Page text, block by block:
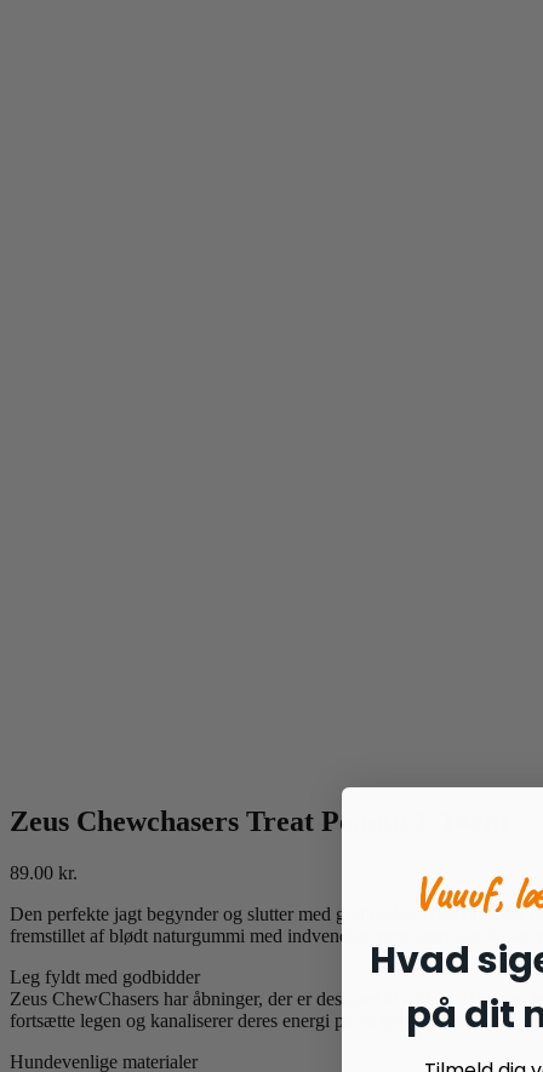
Zeus Chewchasers Treat Peanut L 14cm
89.00 kr.
Den perfekte jagt begynder og slutter med godbidder. Hvis du leder
fremstillet af blødt naturgummi med indvendige rum, som kan fyldes
Leg fyldt med godbidder
Zeus ChewChasers har åbninger, der er designet til sikkert at
fortsætte legen og kanaliserer deres energi på en sjov og stimulerende
Hundevenlige materialer
Vuuuf,
Hvad
på dit